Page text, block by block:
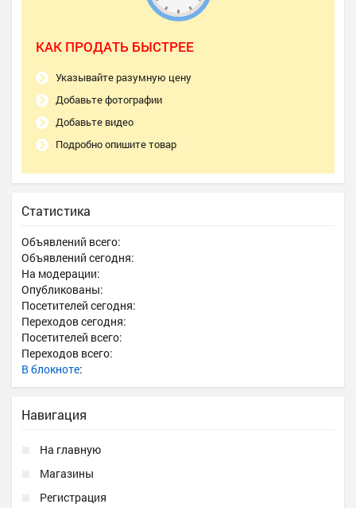
КАК ПРОДАТЬ БЫСТРЕЕ
Указывайте разумную цену
Добавьте фотографии
Добавьте видео
Подробно опишите товар
Статистика
Объявлений всего:
Объявлений сегодня:
На модерации:
Опубликованы:
Посетителей сегодня:
Переходов сегодня:
Посетителей всего:
Переходов всего:
В блокноте:
Навигация
На главную
Магазины
Регистрация